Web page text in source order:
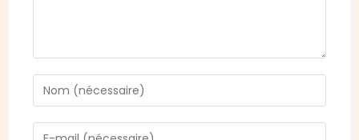
Enter
your
name
Enter